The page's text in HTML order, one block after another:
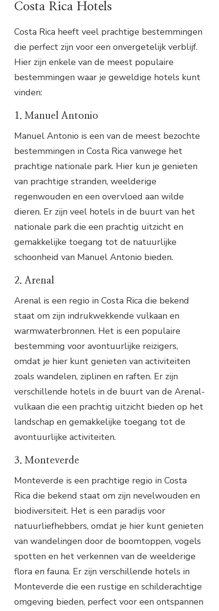
Costa Rica Hotels
Costa Rica heeft veel prachtige bestemmingen
die perfect zijn voor een onvergetelijk verblijf.
Hier zijn enkele van de meest populaire
bestemmingen waar je geweldige hotels kunt
vinden:
1. Manuel Antonio
Manuel Antonio is een van de meest bezochte
bestemmingen in Costa Rica vanwege het
prachtige nationale park. Hier kun je genieten
van prachtige stranden, weelderige
regenwouden en een overvloed aan wilde
dieren. Er zijn veel hotels in de buurt van het
nationale park die een prachtig uitzicht en
gemakkelijke toegang tot de natuurlijke
schoonheid van Manuel Antonio bieden.
2. Arenal
Arenal is een regio in Costa Rica die bekend
staat om zijn indrukwekkende vulkaan en
warmwaterbronnen. Het is een populaire
bestemming voor avontuurlijke reizigers,
omdat je hier kunt genieten van activiteiten
zoals wandelen, ziplinen en raften. Er zijn
verschillende hotels in de buurt van de Arenal-
vulkaan die een prachtig uitzicht bieden op het
landschap en gemakkelijke toegang tot de
avontuurlijke activiteiten.
3. Monteverde
Monteverde is een prachtige regio in Costa
Rica die bekend staat om zijn nevelwouden en
biodiversiteit. Het is een paradijs voor
natuurliefhebbers, omdat je hier kunt genieten
van wandelingen door de boomtoppen, vogels
spotten en het verkennen van de weelderige
flora en fauna. Er zijn verschillende hotels in
Monteverde die een rustige en schilderachtige
omgeving bieden, perfect voor een ontspannen